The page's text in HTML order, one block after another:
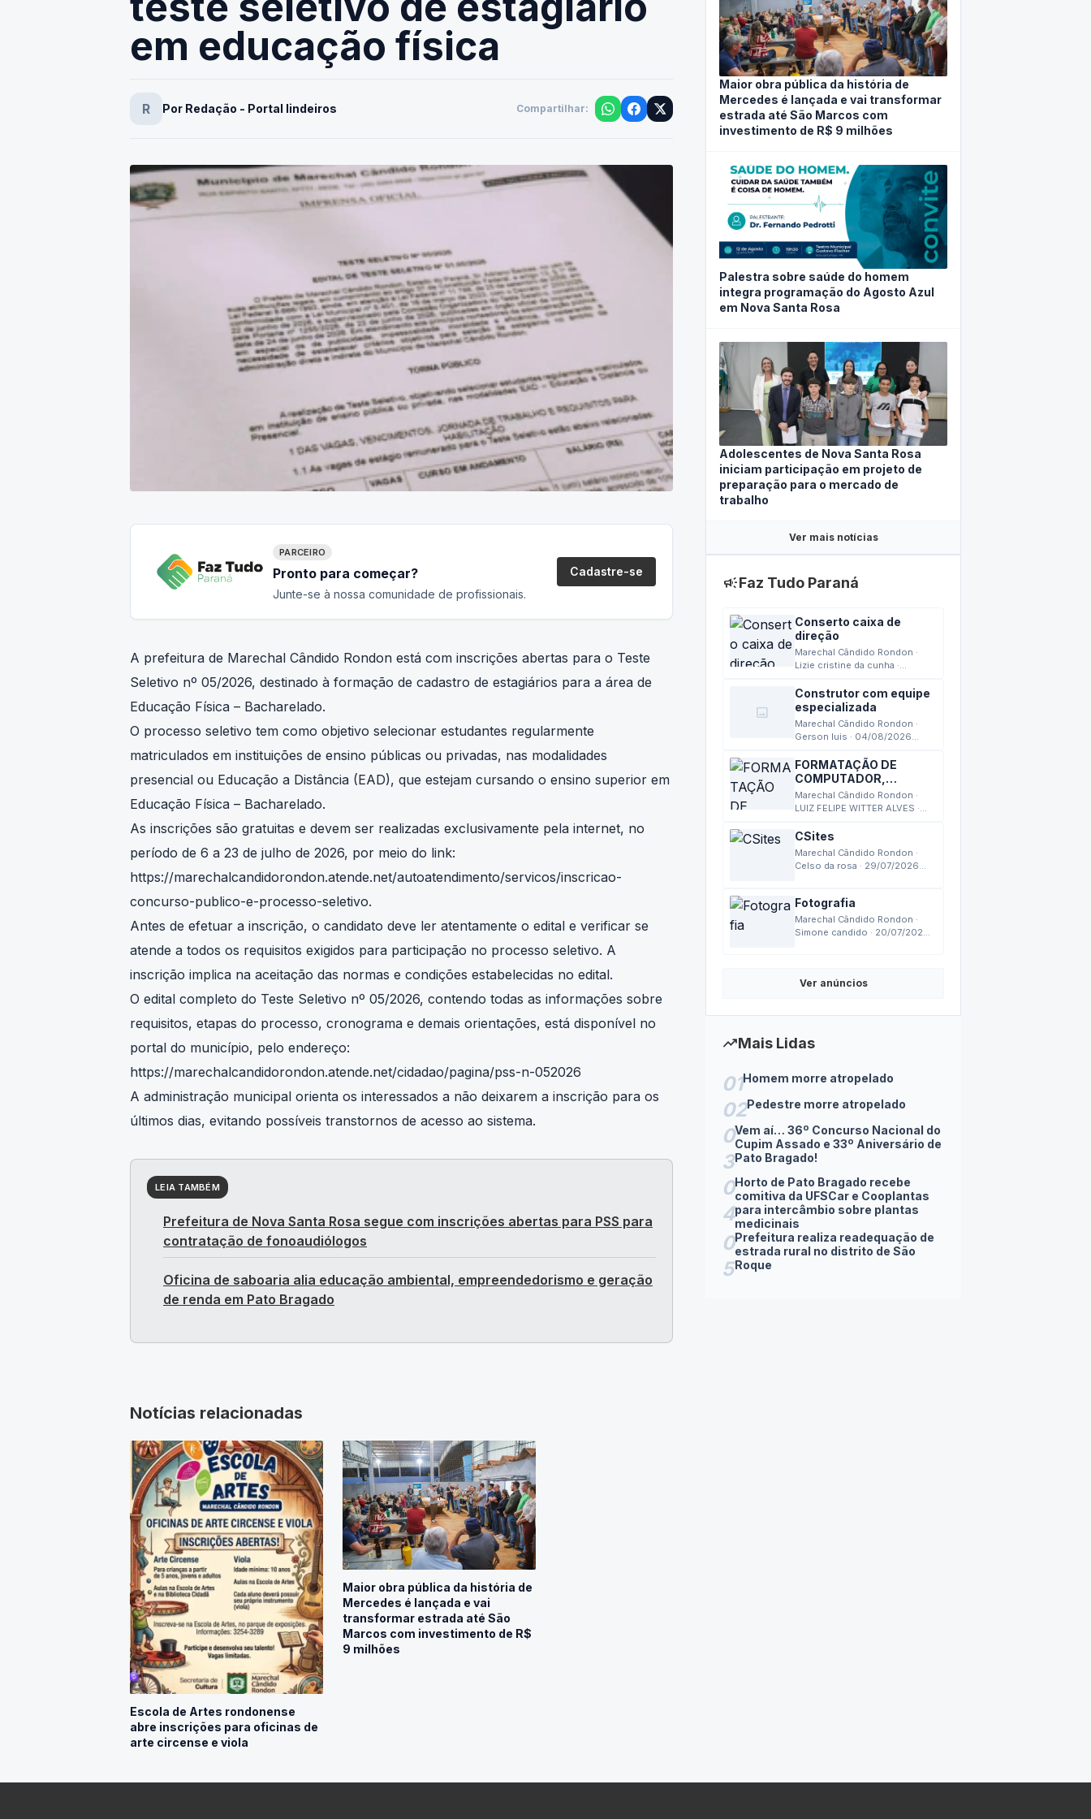
em educação física
R Por Redação - Portal lindeiros Compartilhar:
PARCEIRO
Pronto para começar?
Junte-se à nossa comunidade de profissionais.
Cadastre-se
A prefeitura de Marechal Cândido Rondon está com inscrições abertas para o Teste
Seletivo nº 05/2026, destinado à formação de cadastro de estagiários para a área de
Educação Física – Bacharelado.
O processo seletivo tem como objetivo selecionar estudantes regularmente
matriculados em instituições de ensino públicas ou privadas, nas modalidades
presencial ou Educação a Distância (EAD), que estejam cursando o ensino superior em
Educação Física – Bacharelado.
As inscrições são gratuitas e devem ser realizadas exclusivamente pela internet, no
período de 6 a 23 de julho de 2026, por meio do link:
https://marechalcandidorondon.atende.net/autoatendimento/servicos/inscricao-
concurso-publico-e-processo-seletivo.
Antes de efetuar a inscrição, o candidato deve ler atentamente o edital e verificar se
atende a todos os requisitos exigidos para participação no processo seletivo. A
inscrição implica na aceitação das normas e condições estabelecidas no edital.
O edital completo do Teste Seletivo nº 05/2026, contendo todas as informações sobre
requisitos, etapas do processo, cronograma e demais orientações, está disponível no
portal do município, pelo endereço:
https://marechalcandidorondon.atende.net/cidadao/pagina/pss-n-052026
A administração municipal orienta os interessados a não deixarem a inscrição para os
últimos dias, evitando possíveis transtornos de acesso ao sistema.
LEIA TAMBÉM
Prefeitura de Nova Santa Rosa segue com inscrições abertas para PSS para
contratação de fonoaudiólogos
Oficina de saboaria alia educação ambiental, empreendedorismo e geração
de renda em Pato Bragado
Maior obra pública da história de
Mercedes é lançada e vai transformar
estrada até São Marcos com
investimento de R$ 9 milhões
Palestra sobre saúde do homem
integra programação do Agosto Azul
em Nova Santa Rosa
Adolescentes de Nova Santa Rosa
iniciam participação em projeto de
preparação para o mercado de
trabalho
Ver mais notícias
campaignFaz Tudo Paraná
Conserto caixa de
direção
Marechal Cândido Rondon ·
Lizie cristine da cunha ·
image
Construtor com equipe
especializada
Marechal Cândido Rondon ·
Gerson luis · 04/08/2026
FORMATAÇÃO DE
COMPUTADOR,
MONTAGEM,
MANUTENÇÃO
Marechal Cândido Rondon ·
LUIZ FELIPE WITTER ALVES ·
CSites
Marechal Cândido Rondon ·
Celso da rosa · 29/07/2026
Fotografia
Marechal Cândido Rondon ·
Simone candido · 20/07/2026
Ver anúncios
trending_upMais Lidas
01Homem morre atropelado
02Pedestre morre atropelado
0
3
Vem aí… 36º Concurso Nacional do
Cupim Assado e 33º Aniversário de
Pato Bragado!
0
4
Horto de Pato Bragado recebe
comitiva da UFSCar e Cooplantas
para intercâmbio sobre plantas
medicinais
0
5
Prefeitura realiza readequação de
estrada rural no distrito de São
Roque
Notícias relacionadas
Escola de Artes rondonense
abre inscrições para oficinas de
arte circense e viola
Maior obra pública da história de
Mercedes é lançada e vai
transformar estrada até São
Marcos com investimento de R$
9 milhões